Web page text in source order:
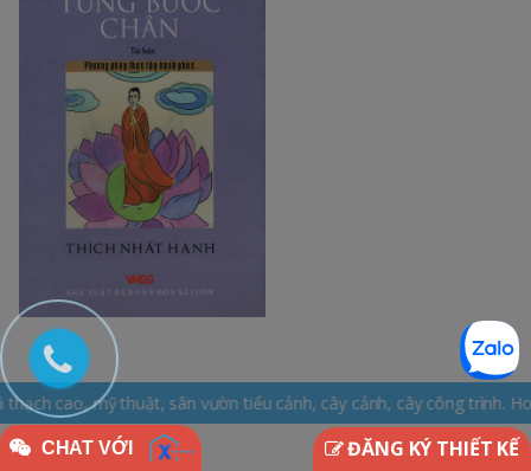
ĐĂNG KÝ THIẾT KẾ
CHAT VỚI
sân vườn tiểu cảnh, cây cảnh, cây công trình. Hotline: